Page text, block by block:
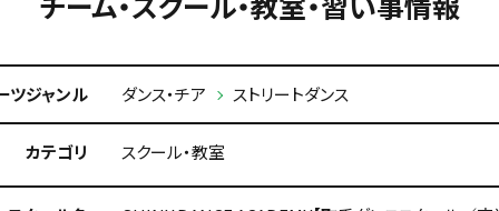
ツジャンル ダンス・チア ストリートダンス
カテゴリ スクール・教室